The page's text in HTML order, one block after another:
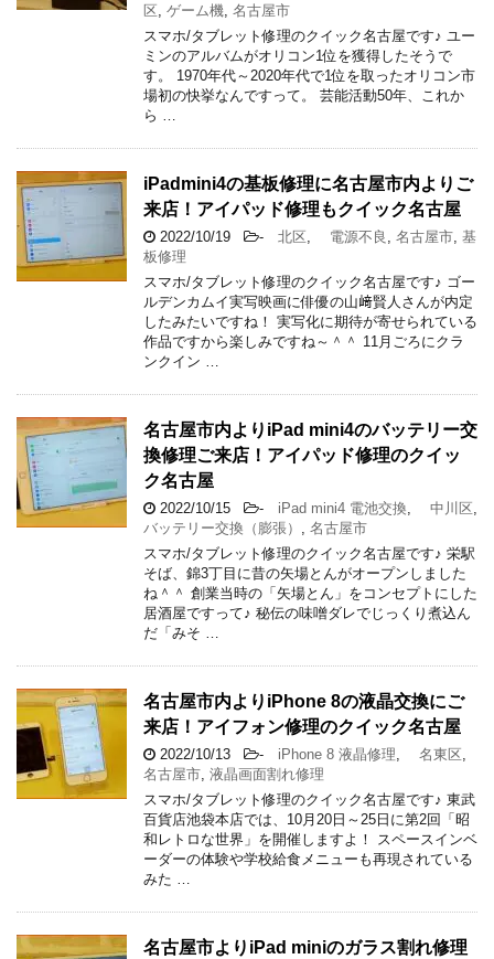
区 ゲーム機 名古屋市
スマホ/タブレット修理のクイック名古屋です♪ ユー
ミンのアルバムがオリコン1位を獲得したそうで
す。 1970年代～2020年代で1位を取ったオリコン市
場初の快挙なんですって。 芸能活動50年、これか
ら …
iPadmini4の基板修理に名古屋市内よりご
来店！アイパッド修理もクイック名古屋
2022/10/19 - 北区 電源不良 名古屋市 基
板修理
スマホ/タブレット修理のクイック名古屋です♪ ゴー
ルデンカムイ実写映画に俳優の山﨑賢人さんが内定
したみたいですね！ 実写化に期待が寄せられている
作品ですから楽しみですね～＾＾ 11月ごろにクラ
ンクイン …
名古屋市内よりiPad mini4のバッテリー交
換修理ご来店！アイパッド修理のクイッ
ク名古屋
2022/10/15 - iPad mini4 電池交換 中川区
バッテリー交換（膨張）
名古屋市
スマホ/タブレット修理のクイック名古屋です♪ 栄駅
そば、錦3丁目に昔の矢場とんがオープンしました
ね＾＾ 創業当時の「矢場とん」をコンセプトにした
居酒屋ですって♪ 秘伝の味噌ダレでじっくり煮込ん
だ「みそ …
名古屋市内よりiPhone 8の液晶交換にご
来店！アイフォン修理のクイック名古屋
2022/10/13 - iPhone 8 液晶修理 名東区
名古屋市 液晶画面割れ修理
スマホ/タブレット修理のクイック名古屋です♪ 東武
百貨店池袋本店では、10月20日～25日に第2回「昭
和レトロな世界」を開催しますよ！ スペースインベ
ーダーの体験や学校給食メニューも再現されている
みた …
名古屋市よりiPad miniのガラス割れ修理